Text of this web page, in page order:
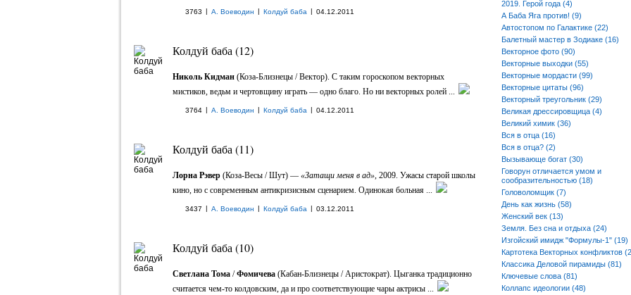
3763 | А. Воеводин | Колдуй баба | 04.12.2011
Колдуй баба (12)
Николь Кидман (Коза-Близнецы / Вектор). С таким гороскопом векторных
мистиков, ведьм и чертовщину играть — одно благо. Но ни векторных ролей ...
3764 | А. Воеводин | Колдуй баба | 04.12.2011
Колдуй баба (11)
Лорна Рэвер (Коза-Весы / Шут) — «Затащи меня в ад», 2009. Ужасы старой школы
кино, но с современным антикризисным сценарием. Одинокая больная ...
3437 | А. Воеводин | Колдуй баба | 03.12.2011
Колдуй баба (10)
Светлана Тома /Фомичева (Кабан-Близнецы / Аристократ). Цыганка традиционно
считается чем-то колдовским, да и про соответствующие чары актрисы ...
2019. Герой года (4)
А Баба Яга против! (9)
Автостопом по Галактике (22)
Балетный мастер в Зодиаке (16)
Векторное фото (90)
Векторные выходки (55)
Векторные мордасти (99)
Векторные цитаты (96)
Векторный треугольник (29)
Великая дрессировщица (4)
Великий химик (36)
Вся в отца (16)
Вся в отца? (2)
Вызывающе богат (30)
Говорун отличается умом и
сообразительностью (18)
Головоломщик (7)
День как жизнь (58)
Женский век (13)
Земля. Без сна и отдыха (24)
Изгойский имидж "Формулы-1" (19)
Картотека Векторных конфликтов
Классика Деловой пирамиды (81)
Ключевые слова (81)
Коллапс идеологии (48)